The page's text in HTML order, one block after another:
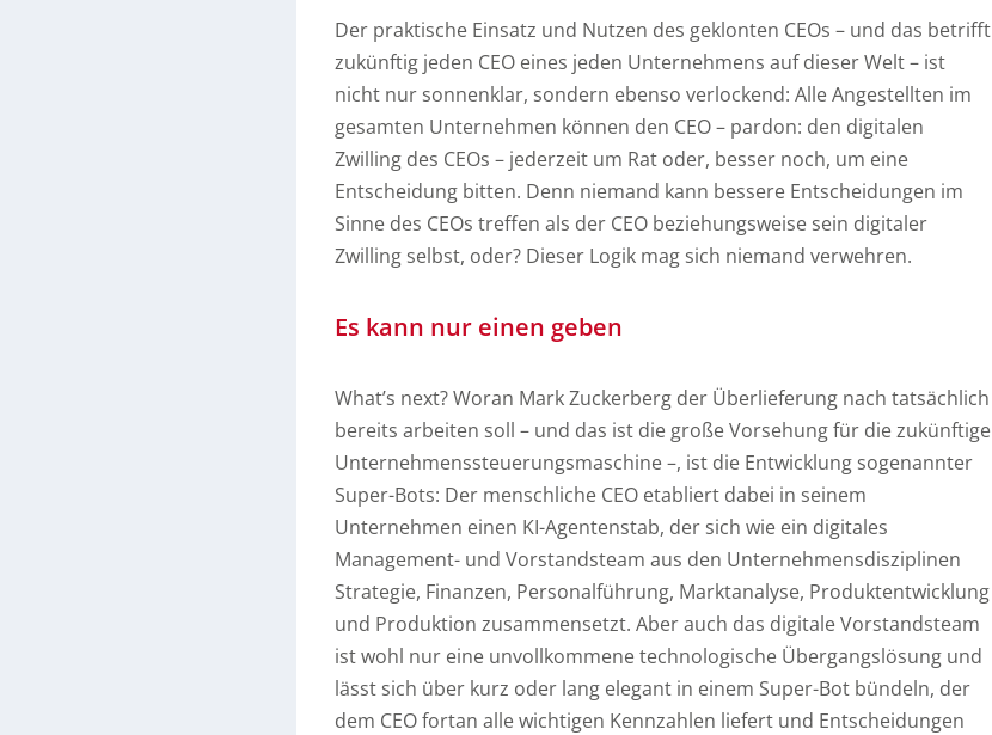
Der praktische Einsatz und Nutzen des geklonten CEOs – und das betrifft
zukünftig jeden CEO eines jeden Unternehmens auf dieser Welt – ist
nicht nur sonnenklar, sondern ebenso verlockend: Alle Angestellten im
gesamten Unternehmen können den CEO – pardon: den digitalen
Zwilling des CEOs – jederzeit um Rat oder, besser noch, um eine
Entscheidung bitten. Denn niemand kann bessere Entscheidungen im
Sinne des CEOs treffen als der CEO beziehungsweise sein digitaler
Zwilling selbst, oder? Dieser Logik mag sich niemand verwehren.
Es kann nur einen geben
What’s next? Woran Mark Zuckerberg der Überlieferung nach tatsächlich
bereits arbeiten soll – und das ist die große Vorsehung für die zukünftige
Unternehmenssteuerungsmaschine –, ist die Entwicklung sogenannter
Super-Bots: Der menschliche CEO etabliert dabei in seinem
Unternehmen einen KI-Agentenstab, der sich wie ein digitales
Management- und Vorstandsteam aus den Unternehmensdisziplinen
Strategie, Finanzen, Personalführung, Marktanalyse, Produktentwicklung
und Produktion zusammensetzt. Aber auch das digitale Vorstandsteam
ist wohl nur eine unvollkommene technologische Übergangslösung und
lässt sich über kurz oder lang elegant in einem Super-Bot bündeln, der
dem CEO fortan alle wichtigen Kennzahlen liefert und Entscheidungen